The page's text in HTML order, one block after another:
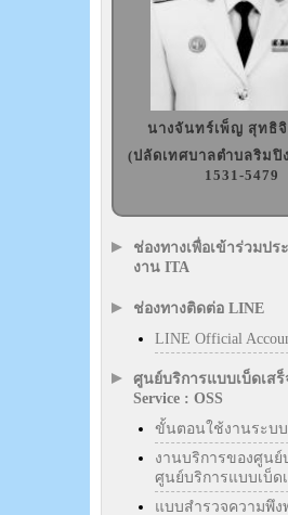
นางจันทร์เพ็ญ สุทธิ
(ปลัดเทศบาลตำบลริมปิ
1531-5479
ช่องทางเพื่อเข้าร่วมปร
งาน ITA
ช่องทางติดต่อ LINE
LINE Official
ศูนย์บริการแบบเบ็ดเสร็
Service : OSS
ขั้นตอนใช้งานระบบ
งานบริการของศูนย์
ศูนย์บริการแบบเบ็ด
แบบสำรวจความพึง